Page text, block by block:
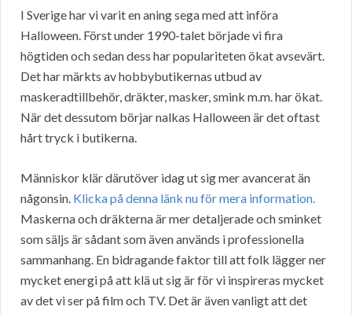
I Sverige har vi varit en aning sega med att införa
Halloween. Först under 1990-talet började vi fira
högtiden och sedan dess har populariteten ökat avsevärt.
Det har märkts av hobbybutikernas utbud av
maskeradtillbehör, dräkter, masker, smink m.m. har ökat.
När det dessutom börjar nalkas Halloween är det oftast
hårt tryck i butikerna.
Människor klär därutöver idag ut sig mer avancerat än
någonsin. Klicka på denna länk nu för mera information.
Maskerna och dräkterna är mer detaljerade och sminket
som säljs är sådant som även används i professionella
sammanhang. En bidragande faktor till att folk lägger ner
mycket energi på att klä ut sig är för vi inspireras mycket
av det vi ser på film och TV. Det är även vanligt att det